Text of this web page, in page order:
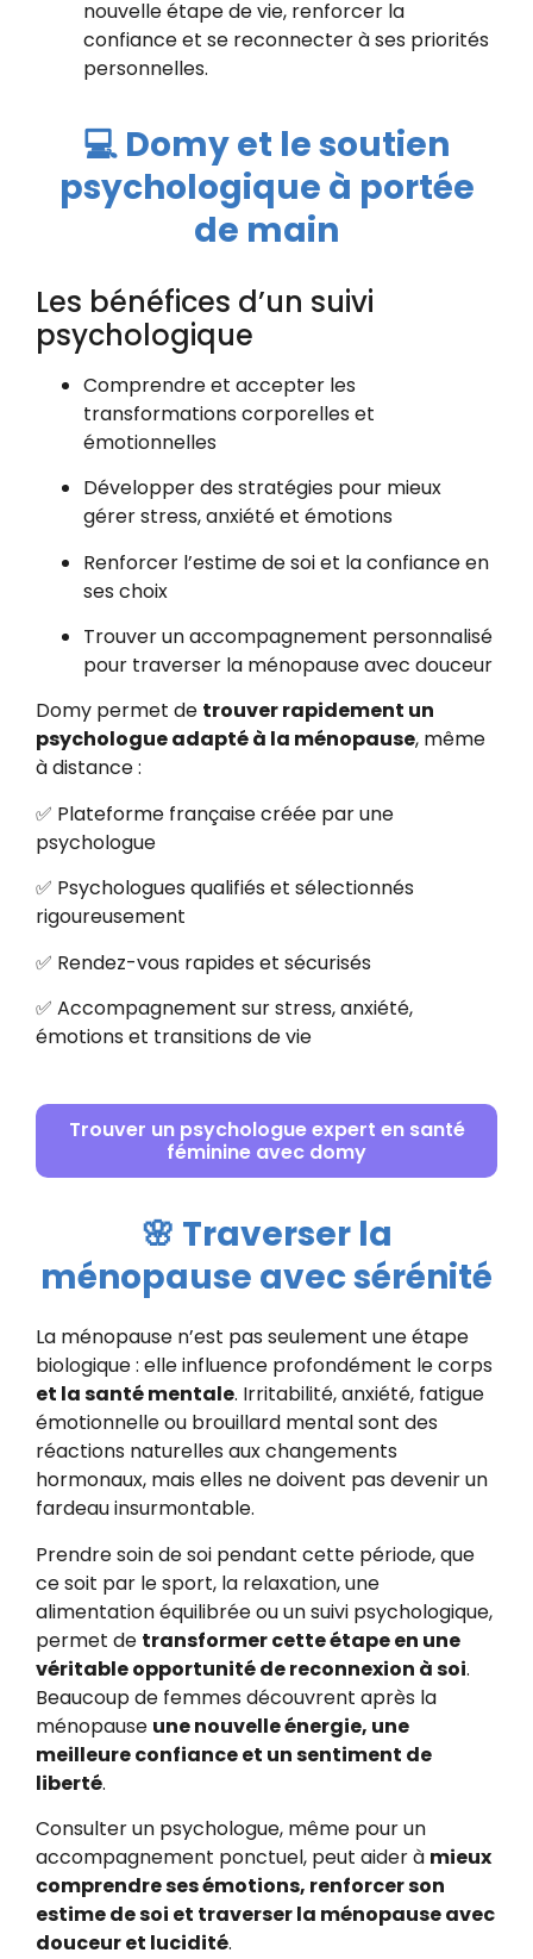
nouvelle étape de vie, renforcer la
confiance et se reconnecter à ses priorités
personnelles.
💻 Domy et le soutien
psychologique à portée
de main
Les bénéfices d’un suivi
psychologique
Comprendre et accepter les
transformations corporelles et
émotionnelles
Développer des stratégies pour mieux
gérer stress, anxiété et émotions
Renforcer l’estime de soi et la confiance en
ses choix
Trouver un accompagnement personnalisé
pour traverser la ménopause avec douceur
Domy permet de trouver rapidement un
psychologue adapté à la ménopause, même
à distance :
✅ Plateforme française créée par une
psychologue
✅ Psychologues qualifiés et sélectionnés
rigoureusement
✅ Rendez-vous rapides et sécurisés
✅ Accompagnement sur stress, anxiété,
émotions et transitions de vie
Trouver un psychologue expert en santé
féminine avec domy
🌸 Traverser la
ménopause avec sérénité
La ménopause n’est pas seulement une étape
biologique : elle influence profondément le corps
et la santé mentale. Irritabilité, anxiété, fatigue
émotionnelle ou brouillard mental sont des
réactions naturelles aux changements
hormonaux, mais elles ne doivent pas devenir un
fardeau insurmontable.
Prendre soin de soi pendant cette période, que
ce soit par le sport, la relaxation, une
alimentation équilibrée ou un suivi psychologique,
permet de transformer cette étape en une
véritable opportunité de reconnexion à soi.
Beaucoup de femmes découvrent après la
ménopause une nouvelle énergie, une
meilleure confiance et un sentiment de
liberté.
Consulter un psychologue, même pour un
accompagnement ponctuel, peut aider à mieux
comprendre ses émotions, renforcer son
estime de soi et traverser la ménopause avec
douceur et lucidité.